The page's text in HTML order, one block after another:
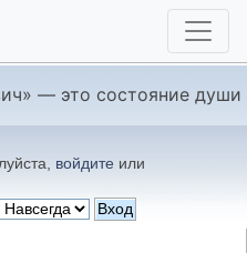
— это состояние души
войдите или